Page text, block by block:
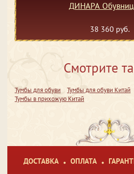
ДИНАРА
38 360 руб.
Смотрите
Тумбы для обуви Тумбы для обуви Китай
Тумбы в прихожую Китай
ДОСТАВКА ОПЛАТА